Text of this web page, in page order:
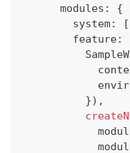
      modules
:
{
        system
: [
        feature
:
}) ,